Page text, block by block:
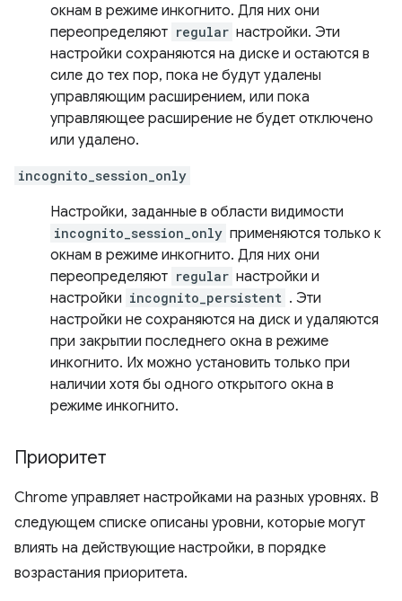
окнам в режиме инкогнито. Для них они
переопределяют regular настройки. Эти
настройки сохраняются на диске и остаются в
силе до тех пор, пока не будут удалены
управляющим расширением, или пока
управляющее расширение не будет отключено
или удалено.
incognito_session_only
Настройки, заданные в области видимости
incognito_session_only применяются только к
окнам в режиме инкогнито. Для них они
переопределяют regular настройки и
настройки incognito_persistent . Эти
настройки не сохраняются на диск и удаляются
при закрытии последнего окна в режиме
инкогнито. Их можно установить только при
наличии хотя бы одного открытого окна в
режиме инкогнито.
Приоритет
Chrome управляет настройками на разных уровнях. В
следующем списке описаны уровни, которые могут
влиять на действующие настройки, в порядке
возрастания приоритета.